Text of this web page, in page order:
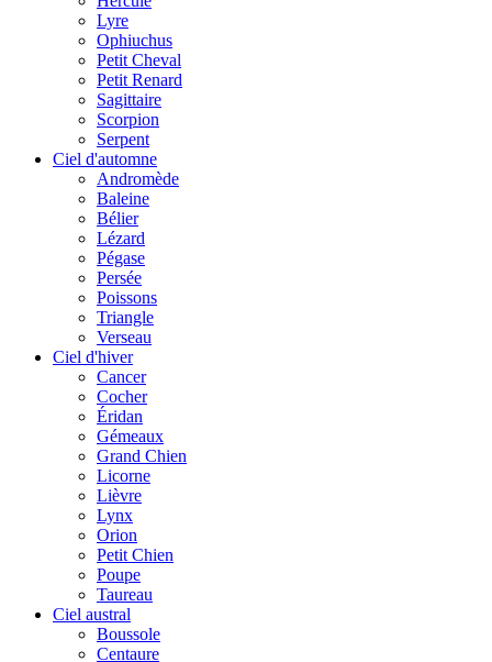
Lyre
Ophiuchus
Petit Cheval
Petit Renard
Sagittaire
Scorpion
Serpent
Ciel d'automne
Andromède
Baleine
Bélier
Lézard
Pégase
Persée
Poissons
Triangle
Verseau
Ciel d'hiver
Cancer
Cocher
Éridan
Gémeaux
Grand Chien
Licorne
Lièvre
Lynx
Orion
Petit Chien
Poupe
Taureau
Ciel austral
Boussole
Centaure